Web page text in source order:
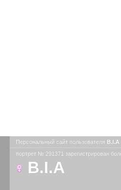
Персональный сайт пользователя B.I.A
портрет № 291371 зарегистрирован
B.I.A